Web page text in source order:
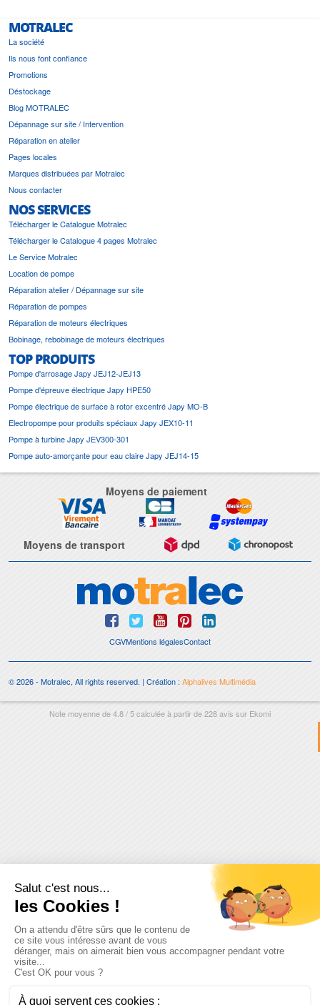
MOTRALEC
La société
Ils nous font confiance
Promotions
Déstockage
Blog MOTRALEC
Dépannage sur site / Intervention
Réparation en atelier
Pages locales
Marques distribuées par Motralec
Nous contacter
NOS SERVICES
Télécharger le Catalogue Motralec
Télécharger le Catalogue 4 pages Motralec
Le Service Motralec
Location de pompe
Réparation atelier / Dépannage sur site
Réparation de pompes
Réparation de moteurs électriques
Bobinage, rebobinage de moteurs électriques
TOP PRODUITS
Pompe d'arrosage Japy JEJ12-JEJ13
Pompe d'épreuve électrique Japy HPE50
Pompe électrique de surface à rotor excentré Japy MO-B
Electropompe pour produits spéciaux Japy JEX10-11
Pompe à turbine Japy JEV300-301
Pompe auto-amorçante pour eau claire Japy JEJ14-15
Moyens de paiement
Moyens de transport
CGVMentions légalesContact
© 2026 - Motralec, All rights reserved. | Création : Alphalives Multimédia
Note moyenne de4.8/5calculée à partir de228avis sur Ekomi